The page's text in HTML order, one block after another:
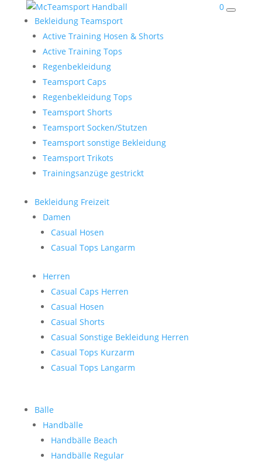
0
Bekleidung Teamsport
Active Training Hosen & Shorts
Active Training Tops
Regenbekleidung
Teamsport Caps
Regenbekleidung Tops
Teamsport Shorts
Teamsport Socken/Stutzen
Teamsport sonstige Bekleidung
Teamsport Trikots
Trainingsanzüge gestrickt
Bekleidung Freizeit
Damen
Casual Hosen
Casual Tops Langarm
Herren
Casual Caps Herren
Casual Hosen
Casual Shorts
Casual Sonstige Bekleidung Herren
Casual Tops Kurzarm
Casual Tops Langarm
Bälle
Handbälle
Handbälle Beach
Handbälle Regular